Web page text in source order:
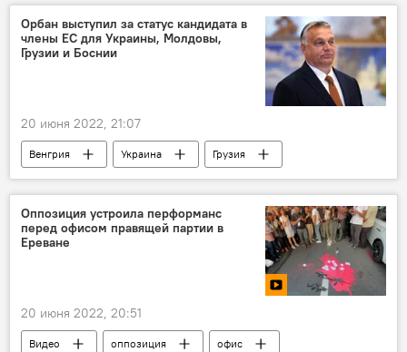
товарооборот
Орбан выступил за статус кандидата в
члены ЕС для Украины, Молдовы,
Грузии и Боснии
20 июня 2022, 21:07
Венгрия Украина
Грузия
Босния и Герцеговина
ЕС
кандидат
Оппозиция устроила перформанс
перед офисом правящей партии в
Ереване
20 июня 2022, 20:51
Видео оппозиция
офис